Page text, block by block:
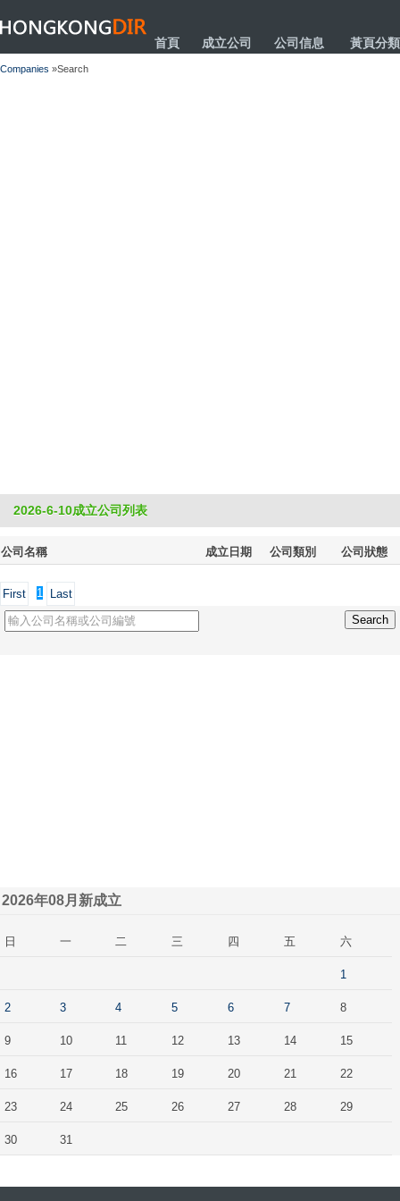
HONGKONGDIR
首頁 成立公司 公司信息 黃頁分類
Companies »Search
2026-6-10成立公司列表
公司名稱 成立日期 公司類別 公司狀態
First 1 Last
2026年08月新成立
日 一 二 三 四 五 六
1
2 3 4 5 6 7 8
9 10 11 12 13 14 15
16 17 18 19 20 21 22
23 24 25 26 27 28 29
30 31